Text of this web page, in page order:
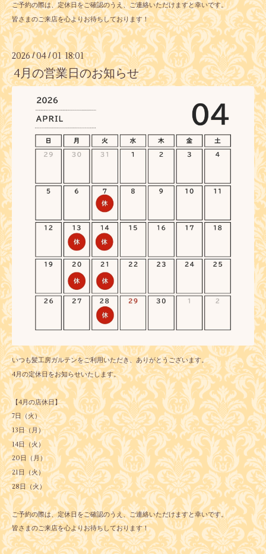
ご予約の際は、定休日をご確認のうえ、ご連絡いただけますと幸いです。
皆さまのご来店を心よりお待ちしております！
2026/04/01 18:01
4月の営業日のお知らせ
いつも髪工房ガルテンをご利用いただき、ありがとうございます。
4月の定休日をお知らせいたします。
【4月の店休日】
7日（火）
13日（月）
14日（火）
20日（月）
21日（火）
28日（火）
ご予約の際は、定休日をご確認のうえ、ご連絡いただけますと幸いです。
皆さまのご来店を心よりお待ちしております！